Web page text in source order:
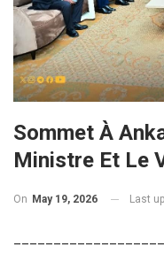
Sommet À
Ministre Et Le
On May 19, 2026 Last